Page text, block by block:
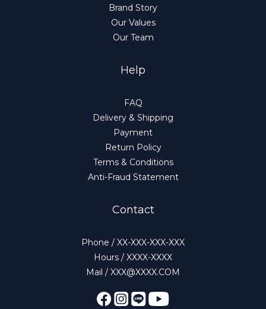
Brand Story
Our Values
Our Team
Help
FAQ
Delivery & Shipping
Payment
Return Policy
Terms & Conditions
Anti-Fraud Statement
Contact
Phone / XX-XXX-XXX-XXX
Hours / XXXX-XXXX
Mail / XXX@XXXX.COM